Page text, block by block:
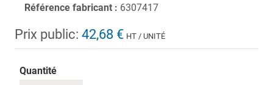
Référence fabricant : 6307417
Prix public: 42,68 € HT / UNITÉ
Quantité